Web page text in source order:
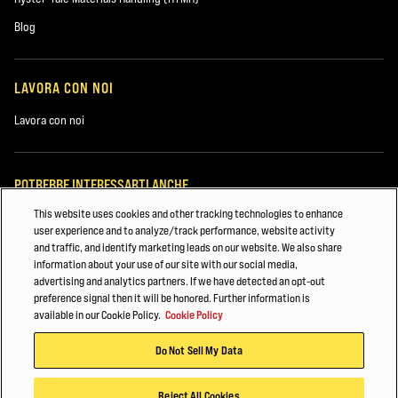
Noleggio
Commenti
Hyster e i suoi concessionari desidererebbero contattarti in merito ai
Blog
LAVORA CON NOI
Lavora con noi
POTREBBE INTERESSARTI ANCHE
Attrezzature per porti, terminal e intermodali
Logistica
Ricambi per carrelli elevatori
© 2026 Hyster-Yale Materials Handling, Inc., tutti i diritti riservati.
Politica sulla privacy Termini di utilizzo Politica dei cookie
This website uses cookies and other tracking technologies to enhance
user experience and to analyze/track performance, website activity
and traffic, and identify marketing leads on our website. We also share
information about your use of our site with our social media,
advertising and analytics partners. If we have detected an opt-out
preference signal then it will be honored. Further information is
available in our Cookie Policy. Cookie Policy
Do Not Sell My Data